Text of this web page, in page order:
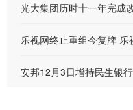
光大集团历时十一年完成
乐视网终止重组今复牌 乐
安邦12月3日增持民生银